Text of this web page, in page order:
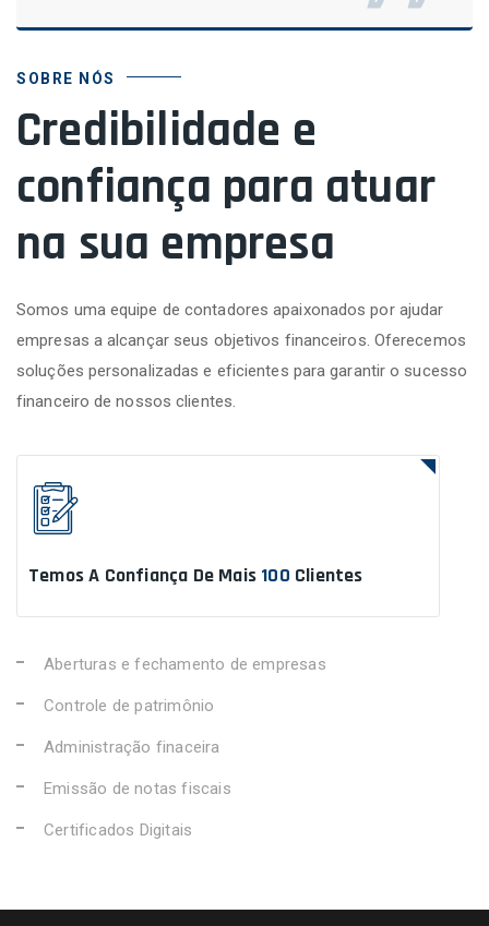
SOBRE NÓS
Credibilidade e
confiança para atuar
na sua empresa
Somos uma equipe de contadores apaixonados por ajudar
empresas a alcançar seus objetivos financeiros. Oferecemos
soluções personalizadas e eficientes para garantir o sucesso
financeiro de nossos clientes.
Temos A Confiança De Mais 100 Clientes
Aberturas e fechamento de empresas
Controle de patrimônio
Administração finaceira
Emissão de notas fiscais
Certificados Digitais